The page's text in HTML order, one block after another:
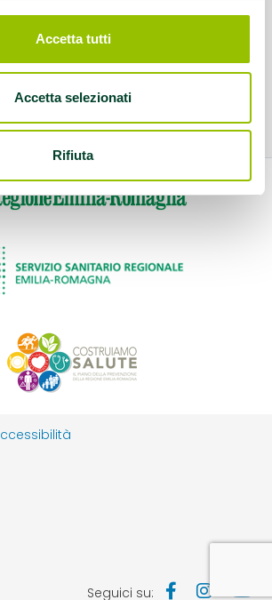
Accetta tutti
Accetta selezionati
Rifiuta
Seguici su: